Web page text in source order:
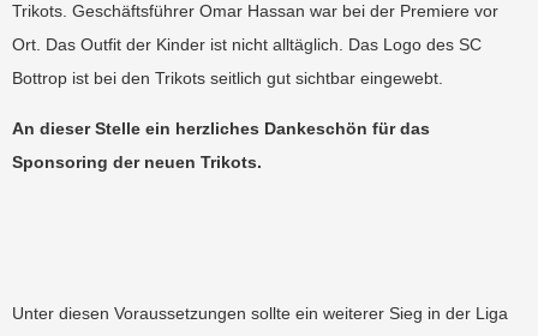
Trikots. Geschäftsführer Omar Hassan war bei der Premiere vor
Ort. Das Outfit der Kinder ist nicht alltäglich. Das Logo des SC
Bottrop ist bei den Trikots seitlich gut sichtbar eingewebt.
An dieser Stelle ein herzliches Dankeschön für das
Sponsoring der neuen Trikots.
Unter diesen Voraussetzungen sollte ein weiterer Sieg in der Liga